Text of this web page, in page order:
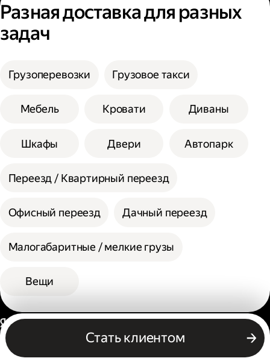
Выберите тариф;
Введите необходимую информацию;
Укажите, нужны ли дополнительные
Выберите способ оплаты.
Высота не более 100 см.
см при выборе помощи одного грузчика, а
допустимая сумма сторон 300 см, а вес
Разная доставка для разных
задач
Грузоперевозки Грузовое такси
Мебель Кровати Диваны
Шкафы Двери Автопарк
Переезд / Квартирный переезд
Офисный переезд Дачный переезд
Малогабаритные / мелкие грузы
Вещи
Стать клиентом
Россия
Бизнесу